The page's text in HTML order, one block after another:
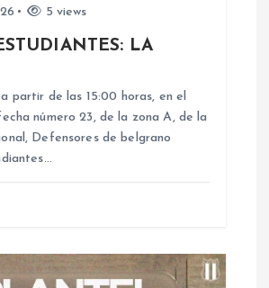
5 views
LA
partir de las 15:00 horas, en el
número 23, de la zona A, de la
Defensores de belgrano